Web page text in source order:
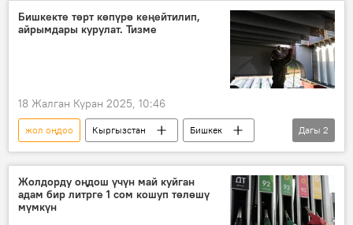
Бишкекте төрт көпүрө кеңейтилип,
айрымдары курулат. Тизме
18 Жалган Куран 2025, 10:46
жол оңдоо Кыргызстан
Бишкек
тендер
көпүрө
Дагы 2
Жолдорду оңдош үчүн май куйган
адам бир литрге 1 сом кошуп төлөшү
мүмкүн